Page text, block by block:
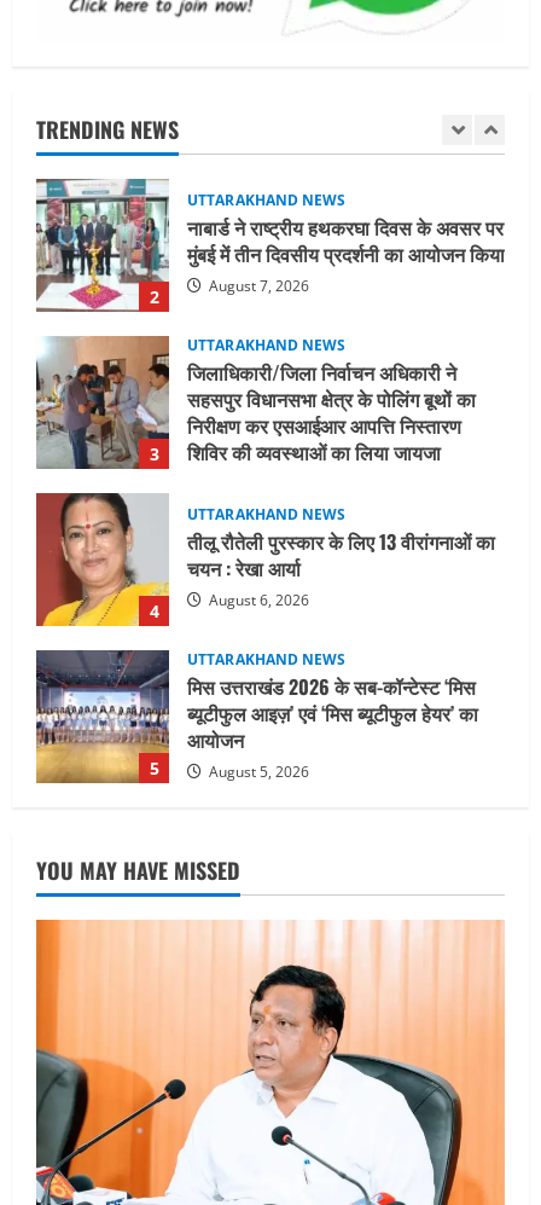
TRENDING NEWS
August 7, 2026
2
3
जिलाधिकारी/जिला निर्वाचन अधिकारी ने
सहसपुर विधानसभा क्षेत्र के पोलिंग बूथों का
निरीक्षण कर एसआईआर आपत्ति निस्तारण
शिविर की व्यवस्थाओं का लिया जायजा
4
UTTARAKHAND NEWS
तीलू रौतेली पुरस्कार के लिए 13 वीरांगनाओं का
चयन : रेखा आर्या
August 6, 2026
5
मिस उत्तराखंड 2026 के सब-कॉन्टेस्ट ‘मिस
ब्यूटीफुल आइज़’ एवं ‘मिस ब्यूटीफुल हेयर’ का
आयोजन
August 5, 2026
1
UTTARAKHAND NEWS
धामी कैबिनेट ने लिए कई महत्वपूर्ण निर्णय, अब
सामान्य वर्ग के पशुपालकों को भी गाय एवं भैंस
खरीद पर मिलेगा अनुदान, मजदूरी संहिता
नियमावली-2026 को मिली मंजूरी
2
नाबार्ड ने राष्ट्रीय हथकरघा दिवस के अवसर पर
मुंबई में तीन दिवसीय प्रदर्शनी का आयोजन किया
3
UTTARAKHAND NEWS
जिलाधिकारी/जिला निर्वाचन अधिकारी ने
सहसपुर विधानसभा क्षेत्र के पोलिंग बूथों का
निरीक्षण कर एसआईआर आपत्ति निस्तारण
शिविर की व्यवस्थाओं का लिया जायजा
August 6, 2026
UTTARAKHAND NEWS
तीलू रौतेली पुरस्कार के लिए 13 वीरांगनाओं का
चयन : रेखा आर्या
YOU MAY HAVE MISSED